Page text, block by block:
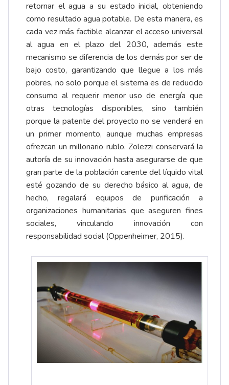
retornar el agua a su estado inicial, obteniendo
como resultado agua potable. De esta manera, es
cada vez más factible alcanzar el acceso universal
al agua en el plazo del 2030, además este
mecanismo se diferencia de los demás por ser de
bajo costo, garantizando que llegue a los más
pobres, no solo porque el sistema es de reducido
consumo al requerir menor uso de energía que
otras tecnologías disponibles, sino también
porque la patente del proyecto no se venderá en
un primer momento, aunque muchas empresas
ofrezcan un millonario rublo. Zolezzi conservará la
autoría de su innovación hasta asegurarse de que
gran parte de la población carente del líquido vital
esté gozando de su derecho básico al agua, de
hecho, regalará equipos de purificación a
organizaciones humanitarias que aseguren fines
sociales, vinculando innovación con
responsabilidad social (Oppenheimer, 2015).